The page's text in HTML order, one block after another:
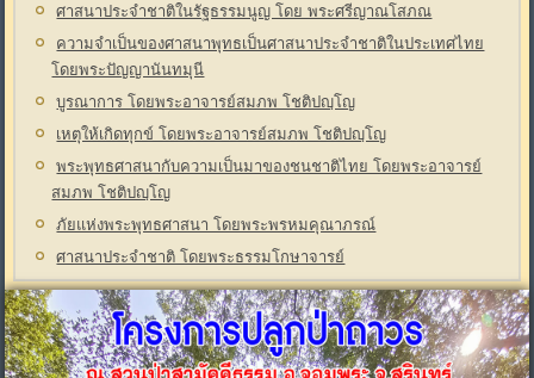
ศาสนาประจำชาติในรัฐธรรมนูญ โดย พระศรีญาณโสภณ
ความจำเป็นของศาสนาพุทธเป็นศาสนาประจำชาติในประเทศไทย
โดยพระปัญญานันทมุนี
บูรณาการ โดยพระอาจารย์สมภพ โชติปญฺโญ
เหตุให้เกิดทุกข์ โดยพระอาจารย์สมภพ โชติปญฺโญ
พระพุทธศาสนากับความเป็นมาของชนชาติไทย โดยพระอาจารย์
สมภพ โชติปญฺโญ
ภัยแห่งพระพุทธศาสนา โดยพระพรหมคุณาภรณ์
ศาสนาประจำชาติ โดยพระธรรมโกษาจารย์